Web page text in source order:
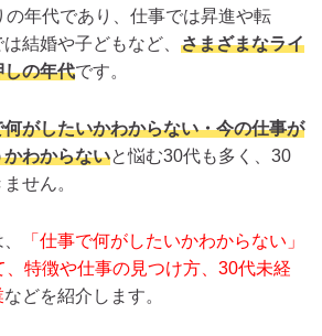
年代であり、仕事では昇進や転
結婚や子どもなど、 さまざまなライ
しの年代です。
何がしたいかわからない・今の仕事が
わからないと悩む30代も多く、30
せん。
「仕事で何がしたいかわからない」
、特徴や仕事の見つけ方、30代未経
などを紹介します。